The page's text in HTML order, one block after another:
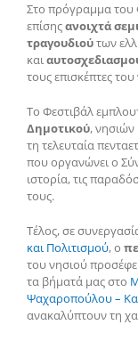
Στο πρόγραμμα του
επίσηςανοιχτά
τραγουδιούτων
και
τους επισκέπτες
Το Φεστιβάλ
Δημοτικού,
τη τελευταία
που οργανώνει ο
ιστορία, τις
τους.
Τέλος, σε
και Πολιτισμού, ο
του νησιού
τα βήματά μας στο
Ψαχαροπούλου –
ανακαλύπτουν τη